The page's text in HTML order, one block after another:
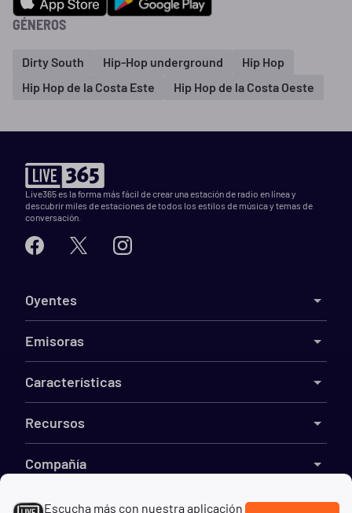
Escucha más con nuestra aplicación
GÉNEROS
Dirty South Hip-Hop underground
Hip Hop
Hip Hop de la Costa Este
Hip Hop de la Costa Oeste
Live365 es la forma más fácil de crear una estación de radio en línea y
descubrir miles de estaciones de todos los estilos de música y temas de
conversación.
Oyentes
Emisoras
Características
Recursos
Compañía